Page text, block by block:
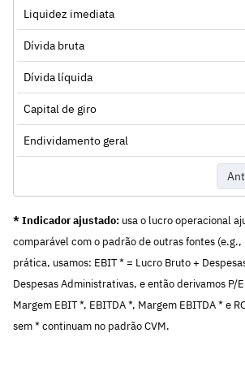
Liquidez imediata
Dívida bruta
Dívida líquida
Capital de giro
Endividamento geral
* Indicador ajustado: usa o lucro operacional
comparável com o padrão de outras fontes (e.g.,
prática, usamos: EBIT * = Lucro Bruto +
Despesas Administrativas, e então derivamos P/
Margem EBIT *, EBITDA *, Margem EBITDA * e
sem * continuam no padrão CVM.